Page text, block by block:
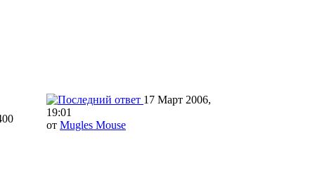
17 Март 2006,
19:01
от Mugles Mouse